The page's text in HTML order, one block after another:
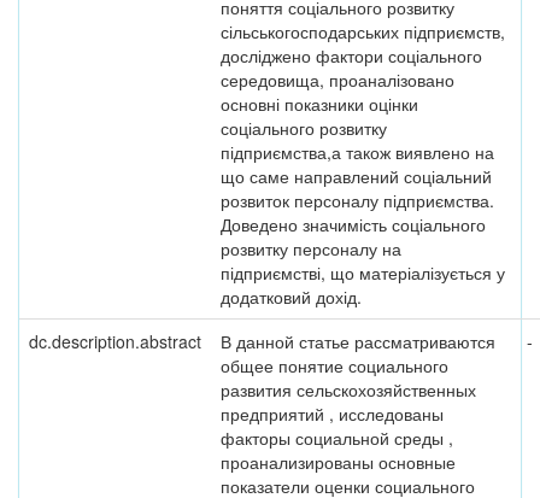
поняття соціального розвитку
сільськогосподарських підприємств,
досліджено фактори соціального
середовища, проаналізовано
основні показники оцінки
соціального розвитку
підприємства,а також виявлено на
що саме направлений соціальний
розвиток персоналу підприємства.
Доведено значимість соціального
розвитку персоналу на
підприємстві, що матеріалізується у
додатковий дохід.
dc.description.abstract
В данной статье рассматриваются
общее понятие социального
развития сельскохозяйственных
предприятий , исследованы
факторы социальной среды ,
проанализированы основные
показатели оценки социального
-